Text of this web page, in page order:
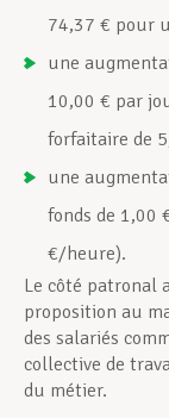
74,37 € pour
une
10,00 € par
forfaitaire de
une
fonds de 1,00
€/heure).
Le côté patronal
proposition au
des salariés
collective de
du métier.